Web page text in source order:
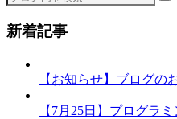
新着記事
【お知らせ】ブログの
【7月25日】プログラ